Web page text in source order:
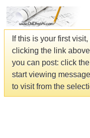
If this is your first
clicking the link
you can post: click
start viewing
to visit from the